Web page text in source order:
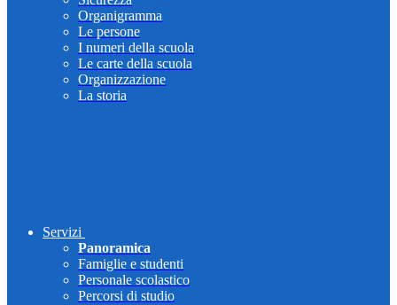
Organigramma
Le persone
I numeri della scuola
Le carte della scuola
Organizzazione
La storia
Servizi
Panoramica
Famiglie e studenti
Personale scolastico
Percorsi di studio